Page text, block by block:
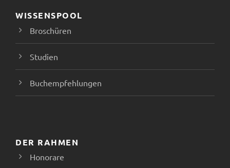
WISSENSPOOL
Broschüren
Studien
Buchempfehlungen
DER RAHMEN
Honorare